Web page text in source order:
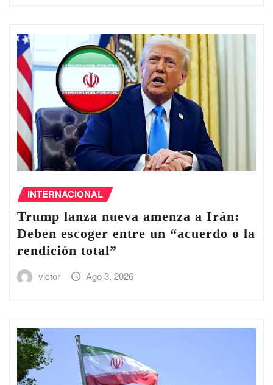
INTERNACIONAL
Trump lanza nueva amenza a Irán:
Deben escoger entre un “acuerdo o la
rendición total”
victor Ago 3, 2026